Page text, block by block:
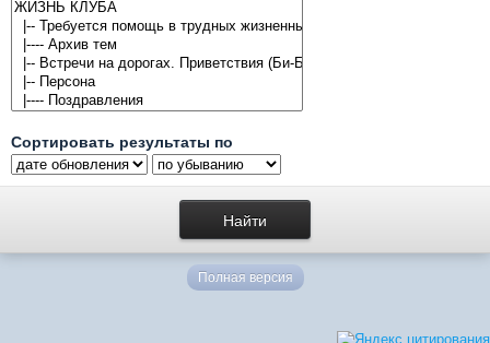
Сортировать результаты по
Полная версия